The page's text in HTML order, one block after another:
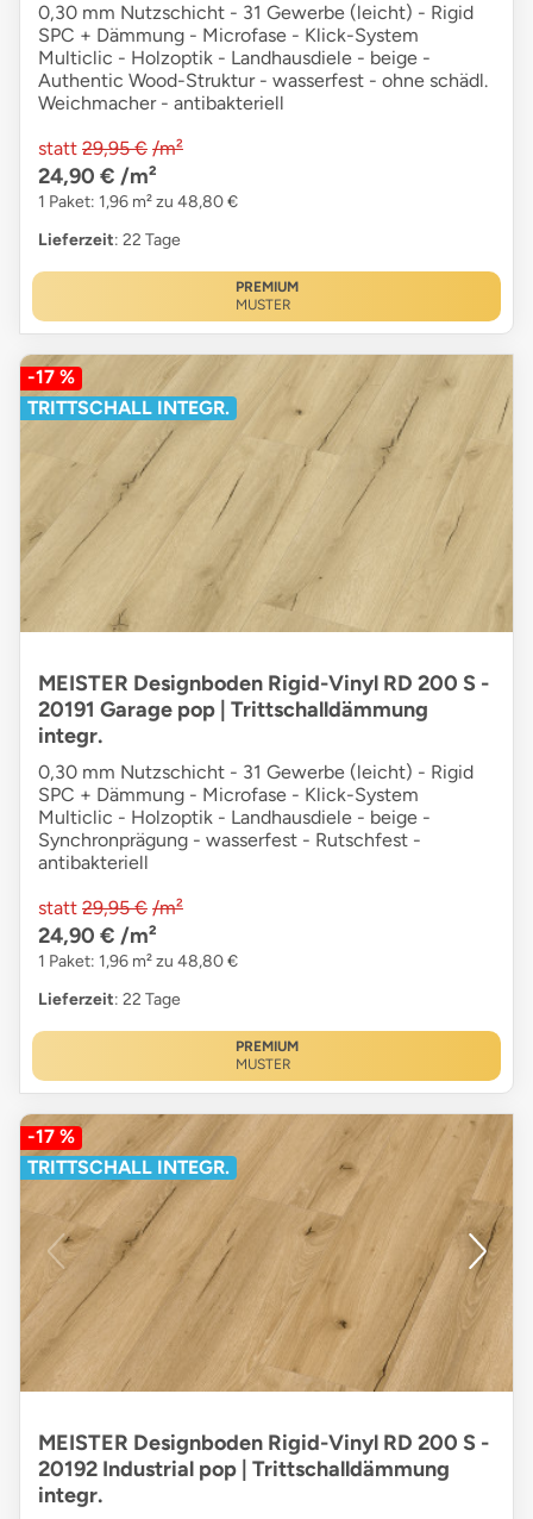
0,30 mm Nutzschicht - 31 Gewerbe (leicht) - Rigid
SPC + Dämmung - Microfase - Klick-System
Multiclic - Holzoptik - Landhausdiele - beige -
Authentic Wood-Struktur - wasserfest - ohne schädl.
Weichmacher - antibakteriell
statt 29,95 € /m²
24,90 € /m²
1 Paket: 1,96 m² zu 48,80 €
Lieferzeit: 22 Tage
PREMIUM
MUSTER
-17 %
TRITTSCHALL INTEGR.
MEISTER Designboden Rigid-Vinyl RD 200 S -
20191 Garage pop | Trittschalldämmung
integr.
0,30 mm Nutzschicht - 31 Gewerbe (leicht) - Rigid
SPC + Dämmung - Microfase - Klick-System
Multiclic - Holzoptik - Landhausdiele - beige -
Synchronprägung - wasserfest - Rutschfest -
antibakteriell
statt 29,95 € /m²
24,90 € /m²
1 Paket: 1,96 m² zu 48,80 €
Lieferzeit: 22 Tage
PREMIUM
MUSTER
-17 %
TRITTSCHALL INTEGR.
MEISTER Designboden Rigid-Vinyl RD 200 S -
20192 Industrial pop | Trittschalldämmung
integr.